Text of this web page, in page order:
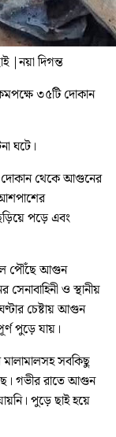
|নয়া দিগন্ত
৩৫টি দোকান
ঘটে।
দোকান থেকে আগুনের
পড়ে এবং
পৌঁছে আগুন
ও স্থানীয়
চেষ্টায় আগুন
পুড়ে যায়।
মালামালসহ সবকিছু
গভীর রাতে আগুন
পুড়ে ছাই হয়ে